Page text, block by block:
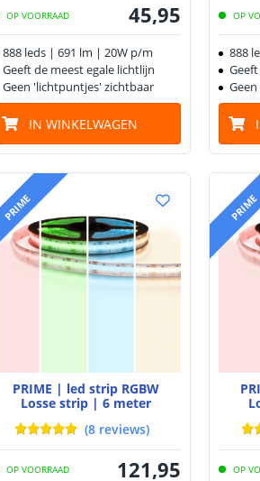
OP VOORRAAD 45,95
888 leds | 691 lm | 20W p/m
Geeft de meest egale lichtlijn
Geen 'lichtpuntjes' zichtbaar
IN WINKELWAGEN
OP
888
PRIME
PRIME | led strip RGBW
Losse strip | 6 meter
(8 reviews)
OP VOORRAAD 121,95
PRIME
OP